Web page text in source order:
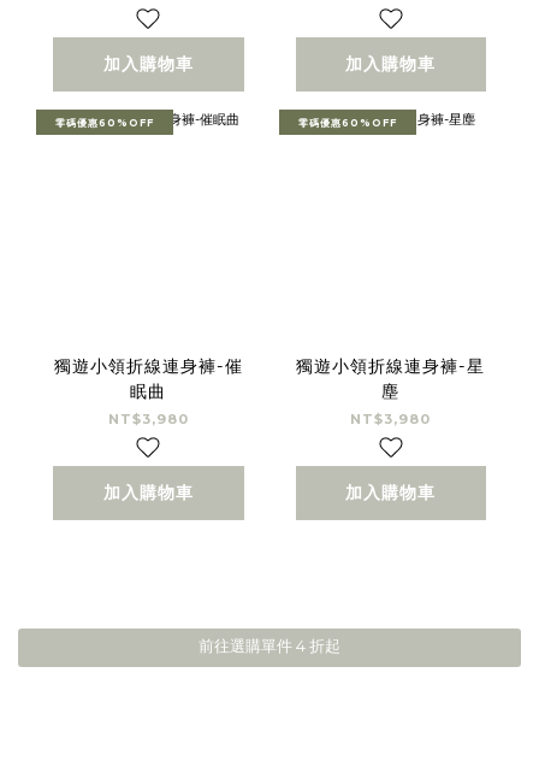
加入購物車 加入購物車
零碼優惠60%OFF
獨遊小領折線連身褲-催
眠曲
NT$3,980
加入購物車
零碼優惠60%OFF
獨遊小領折線連身褲-星
塵
NT$3,980
加入購物車
前往選購單件 4 折起